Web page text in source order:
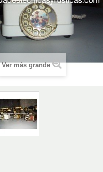
Ver más grande